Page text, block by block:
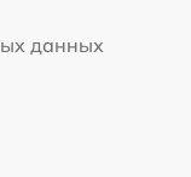
данных